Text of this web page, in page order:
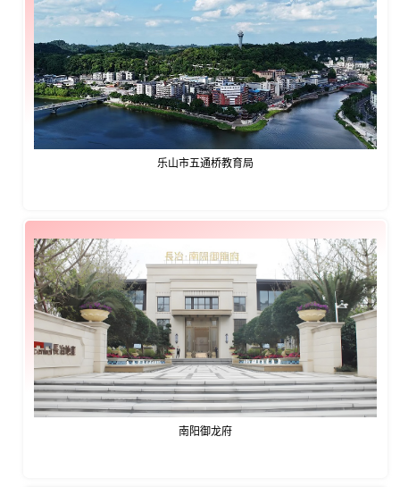
乐山市五通桥教育局
南阳御龙府